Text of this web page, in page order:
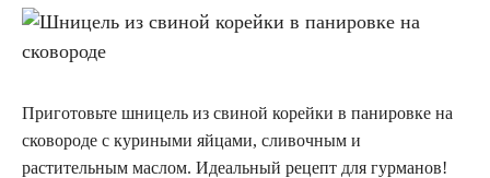
Приготовьте шницель из свиной корейки в панировке на
сковороде с куриными яйцами, сливочным и
растительным маслом. Идеальный рецепт для гурманов!